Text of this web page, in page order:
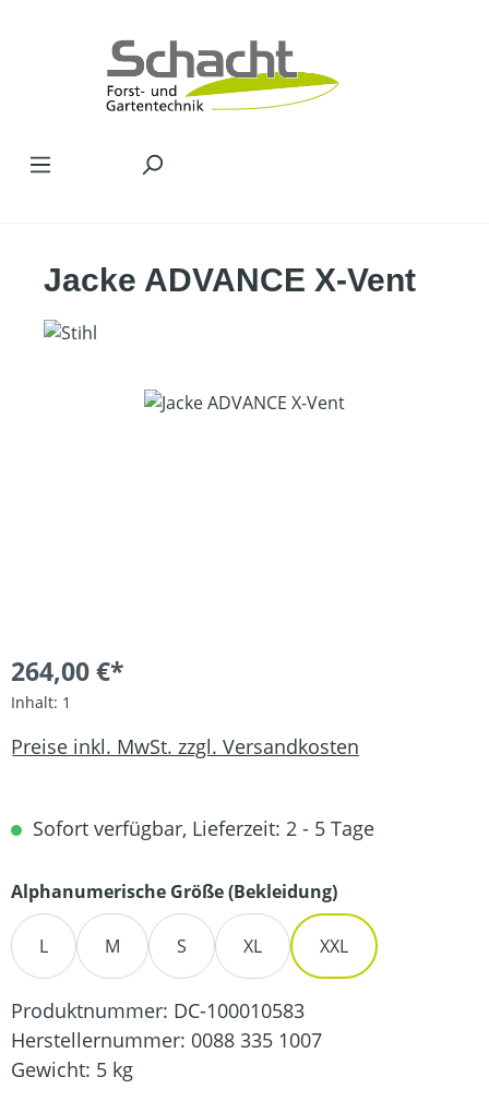
Jacke ADVANCE X-Vent
Bildergalerie überspringen
264,00 €*
Inhalt: 1
Preise inkl. MwSt. zzgl. Versandkosten
Sofort verfügbar, Lieferzeit: 2 - 5 Tage
Alphanumerische Größe (Bekleidung)auswählen
L M S XL XXL
Produktnummer: DC-100010583
Herstellernummer: 0088 335 1007
Gewicht: 5 kg